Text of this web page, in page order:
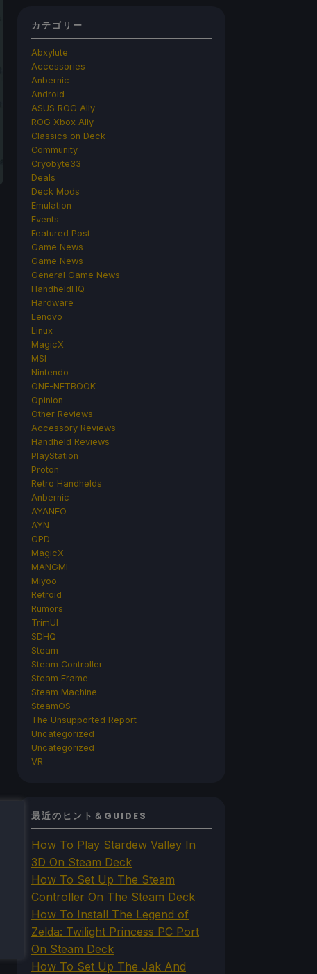
カテゴリー
Abxylute
Accessories
Anbernic
Android
ASUS ROG Ally
ROG Xbox Ally
Classics on Deck
Community
Cryobyte33
Deals
Deck Mods
Emulation
Events
Featured Post
Game News
Game News
General Game News
HandheldHQ
Hardware
Lenovo
Linux
MagicX
MSI
Nintendo
ONE-NETBOOK
Opinion
Other Reviews
Accessory Reviews
Handheld Reviews
PlayStation
Proton
Retro Handhelds
Anbernic
AYANEO
AYN
GPD
MagicX
MANGMI
Miyoo
Retroid
Rumors
TrimUI
SDHQ
Steam
Steam Controller
Steam Frame
Steam Machine
SteamOS
The Unsupported Report
Uncategorized
Uncategorized
VR
最近のヒント＆GUIDES
How To Play Stardew Valley In
3D On Steam Deck
How To Set Up The Steam
Controller On The Steam Deck
How To Install The Legend of
Zelda: Twilight Princess PC Port
On Steam Deck
How To Set Up The Jak And